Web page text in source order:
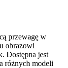
przewagę w
obrazowi
Dostępna jest
różnych modeli